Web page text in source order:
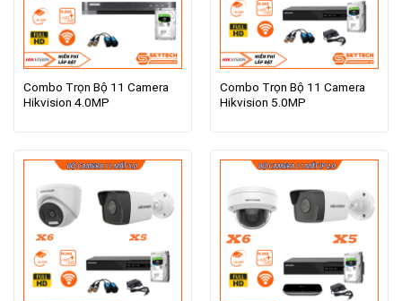
Combo Trọn Bộ 11 Camera
Hikvision 4.0MP
Combo Trọn Bộ 11 Camera
Hikvision 5.0MP